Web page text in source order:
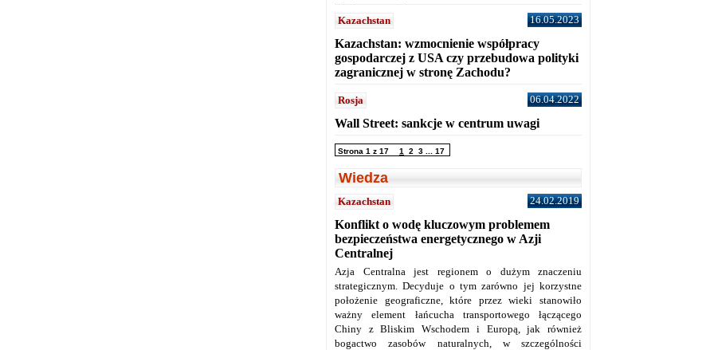
Kazachstan 16.05.2023
Kazachstan: wzmocnienie współpracy
gospodarczej z USA czy przebudowa polityki
zagranicznej w stronę Zachodu?
Rosja 06.04.2022
Wall Street: sankcje w centrum uwagi
Strona 1 z 17 1 2 3 17
Wiedza
Kazachstan 24.02.2019
Konflikt o wodę kluczowym problemem
bezpieczeństwa energetycznego w Azji
Centralnej
Azja Centralna jest regionem o dużym znaczeniu
strategicznym. Decyduje o tym zarówno jej korzystne
położenie geograficzne, które przez wieki stanowiło
ważny element łańcucha transportowego łączącego
Chiny z Bliskim Wschodem i Europą, jak również
bogactwo zasobów naturalnych, w szczególności